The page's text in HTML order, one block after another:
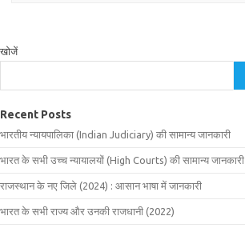
खोजें
Recent Posts
भारतीय न्यायपालिका (Indian Judiciary) की सामान्य जानकारी
भारत के सभी उच्च न्यायालयों (High Courts) की सामान्य जानकारी
राजस्थान के नए जिले (2024) : आसान भाषा में जानकारी
भारत के सभी राज्य और उनकी राजधानी (2022)